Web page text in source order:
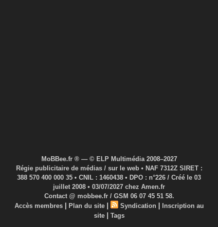
MoBBee.fr ® — © ELP Multimédia 2008–2027
Régie publicitaire de médias / sur le web • NAF 7312Z SIRET :
388 570 400 000 35 • CNIL : 1460438 • DPO : n°226 / Créé le 03
juillet 2008 • 03/07/2027 chez Amen.fr
Contact @ mobbee.fr / GSM 06 07 45 51 58.
Accès membres | Plan du site | Syndication |
Inscription au
site | Tags